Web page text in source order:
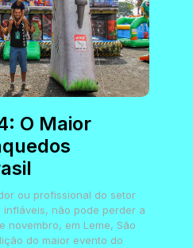
O Maior
ou profissional do setor
não pode perder a
novembro, em Leme, São
do maior evento do